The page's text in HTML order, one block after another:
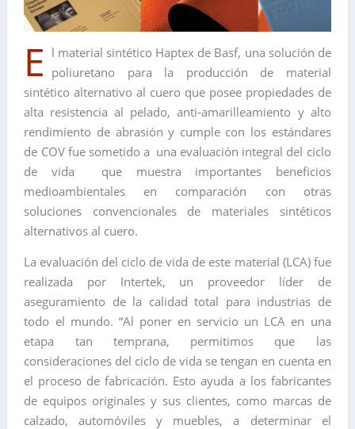
E l material sintético Haptex de Basf, una solución de
poliuretano para la producción de material
sintético alternativo al cuero que posee propiedades de
alta resistencia al pelado, anti-amarilleamiento y alto
rendimiento de abrasión y cumple con los estándares
de COV fue sometido a una evaluación integral del ciclo
de vida que muestra importantes beneficios
medioambientales en comparación con otras
soluciones convencionales de materiales sintéticos
alternativos al cuero.
La evaluación del ciclo de vida de este material (LCA) fue
realizada por Intertek, un proveedor líder de
aseguramiento de la calidad total para industrias de
todo el mundo. “Al poner en servicio un LCA en una
etapa tan temprana, permitimos que las
consideraciones del ciclo de vida se tengan en cuenta en
el proceso de fabricación. Esto ayuda a los fabricantes
de equipos originales y sus clientes, como marcas de
calzado, automóviles y muebles, a determinar el